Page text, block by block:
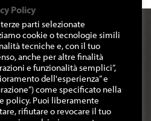
Policy
parti selezionate
cookie o tecnologie simili
tecniche e, con il tuo
anche per altre finalità
e funzionalità semplici”,
dell'esperienza” e
come specificato nella
policy. Puoi liberamente
rifiutare o revocare il tuo